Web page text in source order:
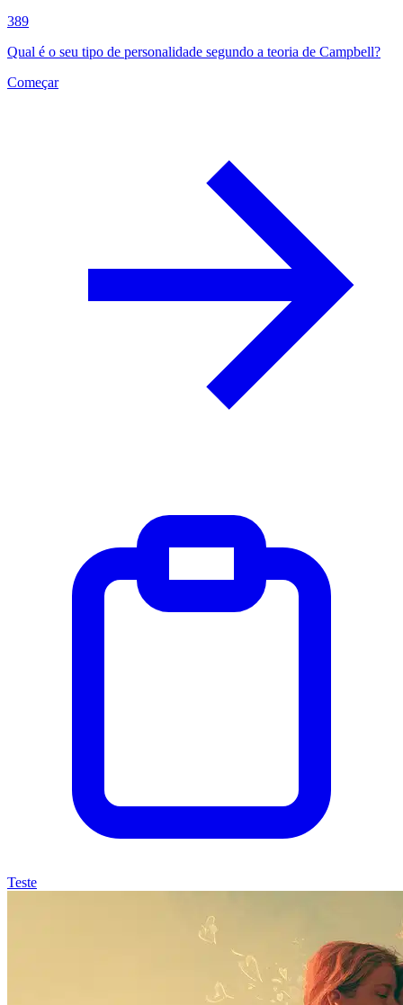
389
Qual é o seu tipo de personalidade segundo a teoria de Campbell?
Começar
Teste